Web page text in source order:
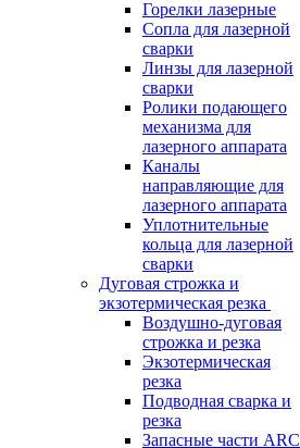
Горелки лазерные
Сопла для лазерной
сварки
Линзы для лазерной
сварки
Ролики подающего
механизма для
лазерного аппарата
Каналы
направляющие для
лазерного аппарата
Уплотнительные
кольца для лазерной
сварки
Дуговая строжка и
экзотермическая резка
Воздушно-дуговая
строжка и резка
Экзотермическая
резка
Подводная сварка и
резка
Запасные части ARC